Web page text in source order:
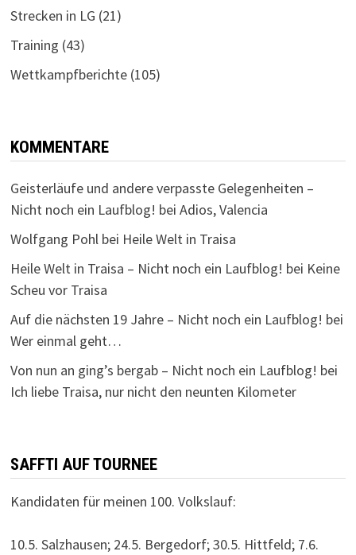
Strecken in LG (21)
Training (43)
Wettkampfberichte(105)
KOMMENTARE
Geisterläufe und andere verpasste Gelegenheiten –
Nicht noch ein Laufblog! bei Adios, Valencia
Wolfgang Pohlbei Heile Welt in Traisa
Heile Welt in Traisa – Nicht noch ein Laufblog! bei Keine
Scheu vor Traisa
Auf die nächsten 19 Jahre – Nicht noch ein Laufblog! bei
Wer einmal geht…
Von nun an ging’s bergab – Nicht noch ein Laufblog! bei
Ich liebe Traisa, nur nicht den neunten Kilometer
SAFFTI AUF TOURNEE
Kandidaten für meinen 100. Volkslauf:
10.5. Salzhausen; 24.5. Bergedorf; 30.5. Hittfeld; 7.6.